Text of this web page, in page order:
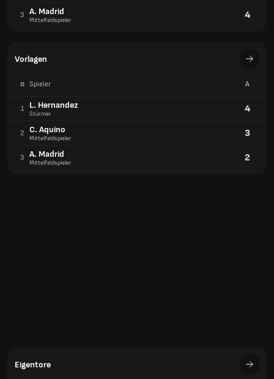
3 A. Madrid
Mittelfeldspieler 4
Vorlagen
# Spieler A
1 L. Hernandez
Stürmer 4
2 C. Aquino
Mittelfeldspieler 3
3 A. Madrid
Mittelfeldspieler 2
Eigentore